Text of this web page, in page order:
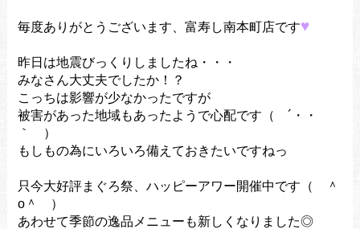
毎度ありがとうございます、富寿し南本町店です♥
昨日は地震びっくりしましたね・・・
みなさん大丈夫でしたか！？
こっちは影響が少なかったですが
被害があった地域もあったようで心配です（ ´・・
｀ ）
もしもの為にいろいろ備えておきたいですねっ
只今大好評まぐろ祭、ハッピーアワー開催中です（ ＾
o＾ ）
あわせて季節の逸品メニューも新しくなりました◎